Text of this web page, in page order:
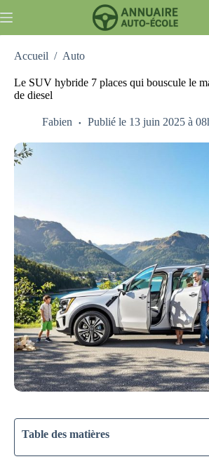
au
Accueil / Auto
Le SUV hybride 7 places qui bouscule le
de diesel
Fabien Publié le 13 juin 2025 à
Table des matières